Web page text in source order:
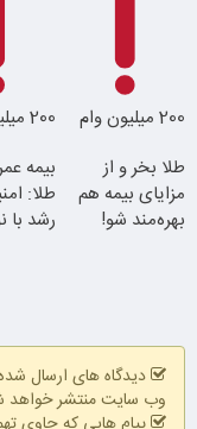
200 میلیون وام
با احراز هویت در
آبان تتر
200 میلیون وام
فقط با
هویت
طلا بخر و از
مزایای بیمه هم
بهره‌مند شو!
بیمه
طلا:
رشد با
دیدگاه های ارسال
وب سایت منتشر خواهد